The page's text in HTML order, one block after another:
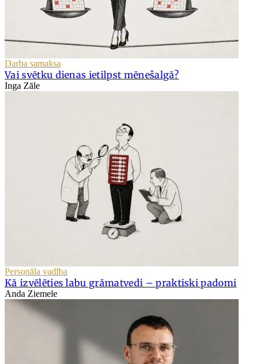
Darba samaksa
Vai svētku dienas ietilpst mēnešalgā?
Inga Zāle
Personāla vadība
Kā izvēlēties labu grāmatvedi – praktiski padomi
Anda Ziemele